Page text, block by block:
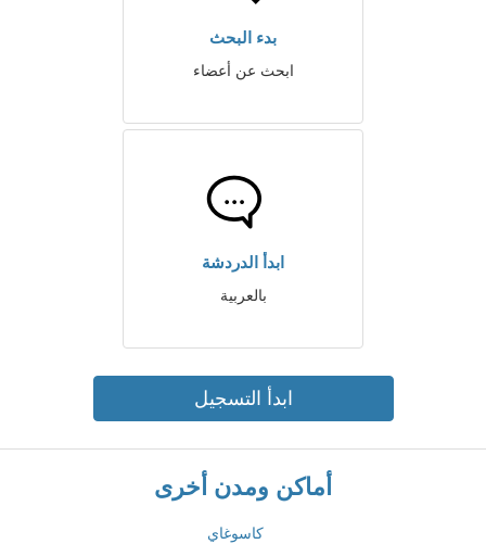
بدء البحث
ابحث عن أعضاء
ابدأ الدردشة
بالعربية
ابدأ التسجيل
أماكن ومدن أخرى
كاسوغاي